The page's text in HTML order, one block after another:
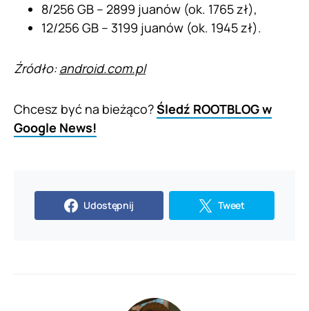
8/256 GB – 2899 juanów (ok. 1765 zł),
12/256 GB – 3199 juanów (ok. 1945 zł).
Źródło:android.com.pl
Chcesz być na bieżąco?Śledź ROOTBLOG w
Google News!
Udostępnij Tweet